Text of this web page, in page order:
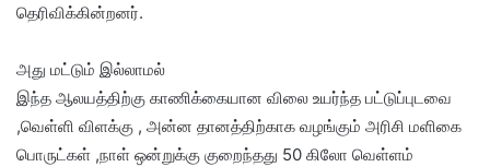
தெரிவிக்கின்றனர்.
அது மட்டும் இல்லாமல்
இந்த ஆலயத்திற்கு காணிக்கையான விலை உயர்ந்த பட்டுப்புடவை
,வெள்ளி விளக்கு , அன்ன தானத்திற்காக வழங்கும் அரிசி மளிகை
பொருட்கள் ,நாள் ஒன்றுக்கு குறைந்தது 50 கிலோ வெள்ளம்